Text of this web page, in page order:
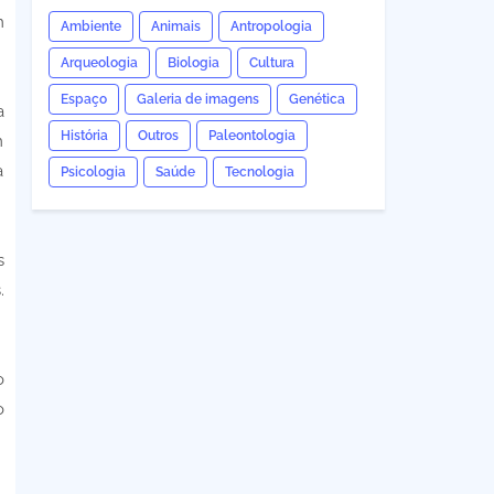
Ambiente Animais Antropologia
Arqueologia Biologia Cultura
Espaço Galeria de imagens Genética
História Outros Paleontologia
Psicologia Saúde Tecnologia